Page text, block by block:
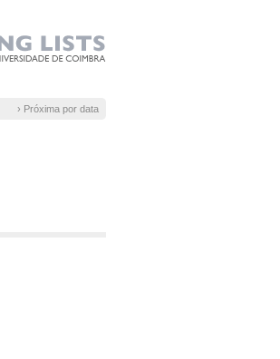
› Próxima por data